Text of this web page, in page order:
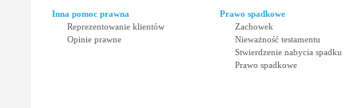
Inna pomoc prawna
Reprezentowanie klientów
Opinie prawne
Prawo spadkowe
Zachowek
Nieważność testamentu
Stwierdzenie nabycia spadku
Prawo spadkowe